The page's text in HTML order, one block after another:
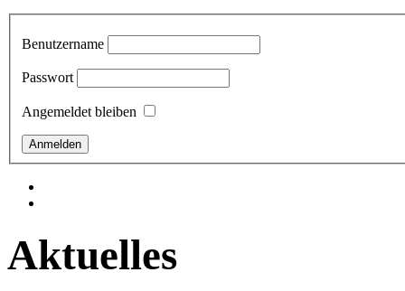
Benutzername
Passwort
Angemeldet bleiben
Aktuelles